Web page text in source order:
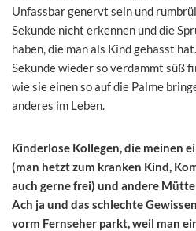
Unfassbar genervt sein und
Sekunde nicht erkennen und die
haben, die man als Kind gehasst
Sekunde wieder so verdammt süß
wie sie einen so auf die Palme
anderes im Leben.
Kinderlose Kollegen, die meinen
(man hetzt zum kranken Kind,
auch gerne frei) und andere
Ach ja und das schlechte
vorm Fernseher parkt, weil man